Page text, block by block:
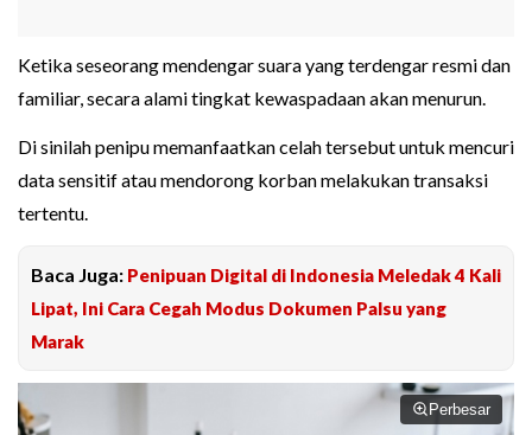
Ketika seseorang mendengar suara yang terdengar resmi dan
familiar, secara alami tingkat kewaspadaan akan menurun.
Di sinilah penipu memanfaatkan celah tersebut untuk mencuri
data sensitif atau mendorong korban melakukan transaksi
tertentu.
Baca Juga: Penipuan Digital di Indonesia Meledak 4 Kali
Lipat, Ini Cara Cegah Modus Dokumen Palsu yang
Marak
Perbesar